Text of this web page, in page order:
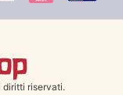
diritti riservati.